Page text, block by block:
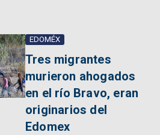
EDOMÉX
Tres migrantes
murieron ahogados
en el río Bravo, eran
originarios del
Edomex